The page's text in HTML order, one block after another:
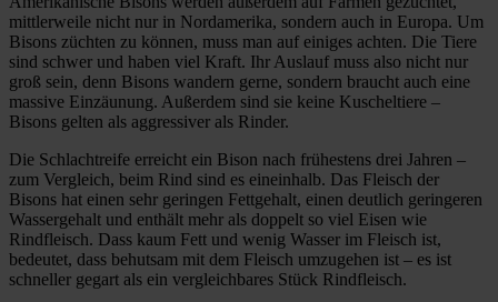
mittlerweile nicht nur in Nordamerika, sondern auch in Europa. Um
Bisons züchten zu können, muss man auf einiges achten. Die Tiere
sind schwer und haben viel Kraft. Ihr Auslauf muss also nicht nur
groß sein, denn Bisons wandern gerne, sondern braucht auch eine
massive Einzäunung. Außerdem sind sie keine Kuscheltiere –
Bisons gelten als aggressiver als Rinder.
Die Schlachtreife erreicht ein Bison nach frühestens drei Jahren –
zum Vergleich, beim Rind sind es eineinhalb. Das Fleisch der
Bisons hat einen sehr geringen Fettgehalt, einen deutlich geringeren
Wassergehalt und enthält mehr als doppelt so viel Eisen wie
Rindfleisch. Dass kaum Fett und wenig Wasser im Fleisch ist,
bedeutet, dass behutsam mit dem Fleisch umzugehen ist – es ist
schneller gegart als ein vergleichbares Stück Rindfleisch.